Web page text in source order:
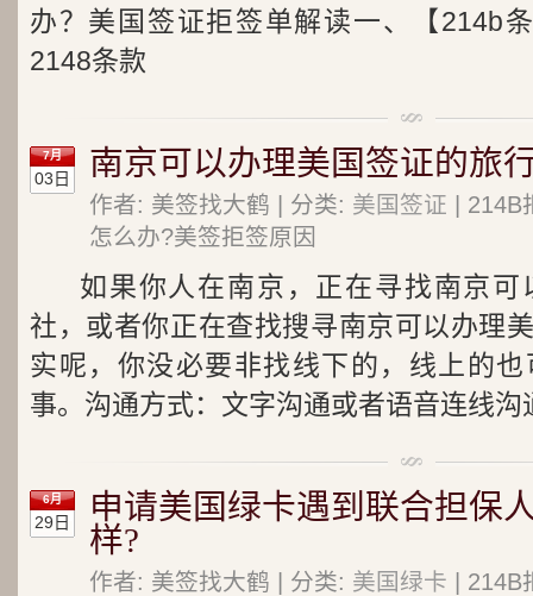
办？美国签证拒签单解读一、【214b
2148条款
7月
03日 南京可以办理美国签证的旅
作者: 美签找大鹤 | 分类: 美国签证 |
怎么办?美签拒签原因
如果你人在南京，正在寻找南京
社，或者你正在查找搜寻南京可以办理
实呢，你没必要非找线下的，线上的
事。沟通方式：文字沟通或者语音连线沟
6月
29日
申请美国绿卡遇到联合担保
样?
作者: 美签找大鹤 | 分类: 美国绿卡 |